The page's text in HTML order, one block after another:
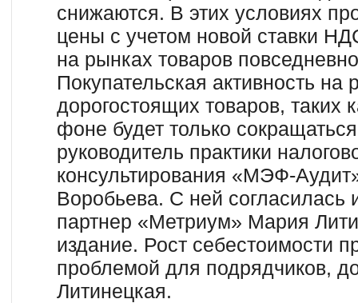
снижаются. В этих условиях
цены с учетом новой ставки
на рынках товаров
Покупательская активность на
дорогостоящих товаров, таких
фоне будет только
руководитель практики
консультирования «МЭФ-
Воробьева. С ней
партнер «Метриум» Мария
издание. Рост себестоимости
проблемой для подрядчиков,
Литинецкая.